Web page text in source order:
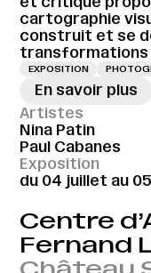
cartographie
construit et se
transformations
EXPOSITION
En savoir plus
Artistes
Nina Patin
Paul Cabanes
Exposition
du 04 juillet au
Centre
Fernand